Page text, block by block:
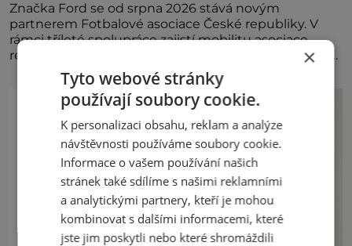
Značka Ford se od srpna 2026 stává novým
partnerem Fotbalové asociace České republiky. V
rámci tříleté spolupráce zajistí mobilitu asociace,
reprezentačních týmů i českého fotbalu v regionech.
×
Tyto webové stránky
používají soubory cookie.
K personalizaci obsahu, reklam a analýze
návštěvnosti používáme soubory cookie.
Informace o vašem používání našich
stránek také sdílíme s našimi reklamními
a analytickými partnery, kteří je mohou
kombinovat s dalšími informacemi, které
jste jim poskytli nebo které shromáždili